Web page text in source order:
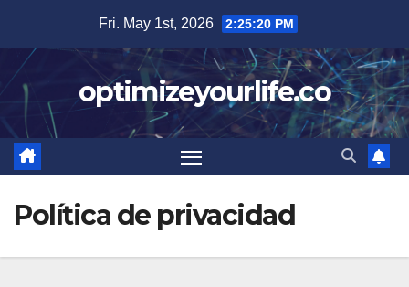
content
Fri. May 1st, 2026 2:25:21 PM
optimizeyourlife.co
Política de privacidad